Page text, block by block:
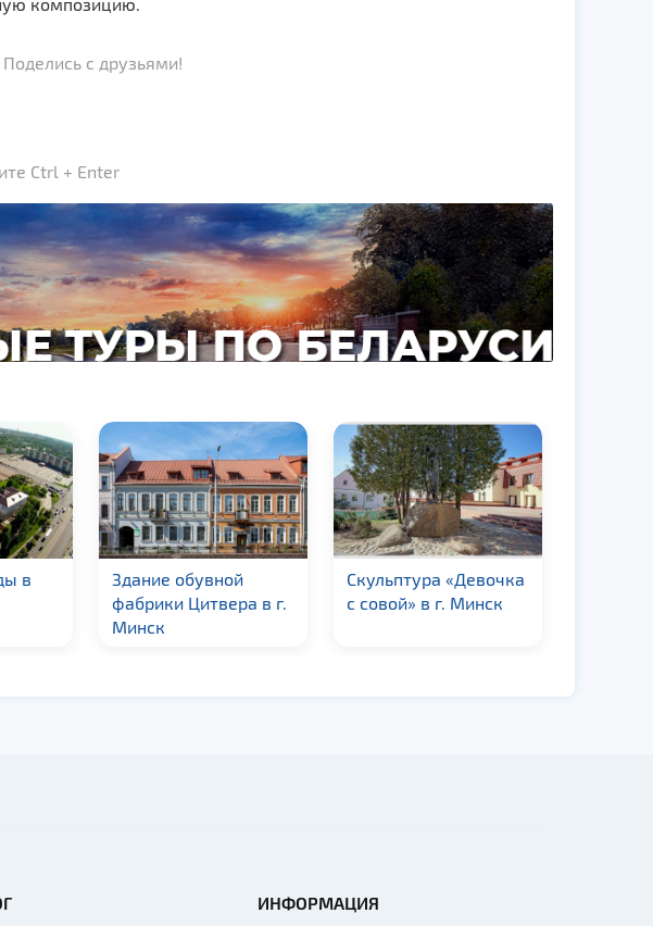
композицию.
с друзьями!
Ctrl + Enter
в
Здание обувной
фабрики Цитвера в г.
Минск
Скульптура «Девочка
с совой» в г. Минск
ИНФОРМАЦИЯ